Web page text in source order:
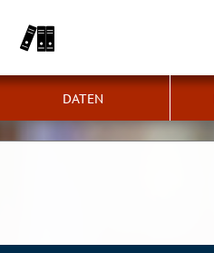
DATEN